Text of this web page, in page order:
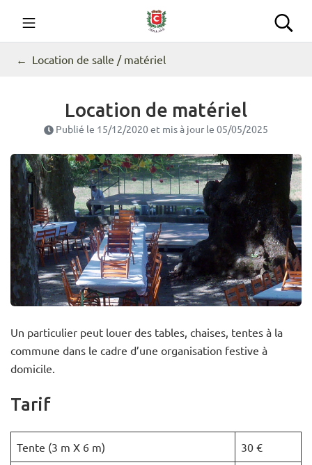
contenu
Commune de Seillans
Location de salle / matériel
Location de matériel
Publié le 15/12/2020et mis à jour le 05/05/2025
Un particulier peut louer des tables, chaises, tentes à la
commune dans le cadre d’une organisation festive à
domicile.
Tarif
Tente (3 m X 6 m) 30 €